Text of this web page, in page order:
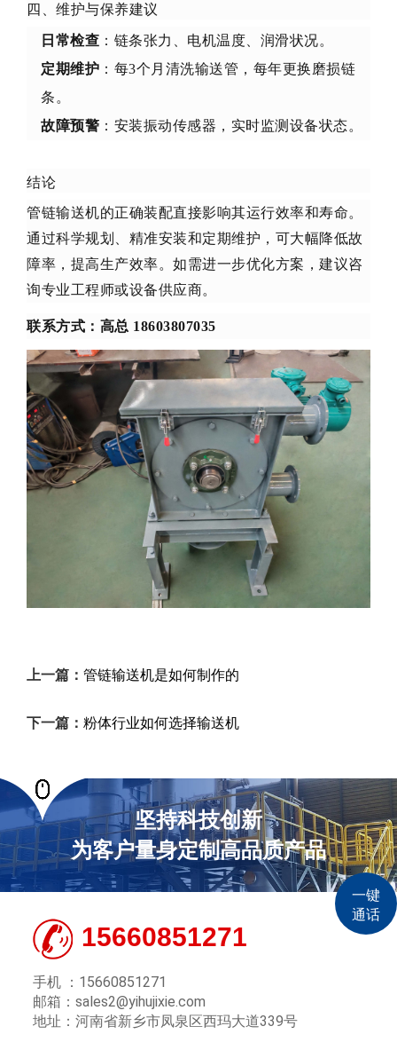
四、维护与保养建议
日常检查 ：链条张力、电机温度、润滑状况。
定期维护 ：每3个月清洗输送管，每年更换磨损链
条。
故障预警 ：安装振动传感器，实时监测设备状态。
结论
管链输送机的正确装配直接影响其运行效率和寿命。
通过科学规划、精准安装和定期维护，可大幅降低故
障率，提高生产效率。如需进一步优化方案，建议咨
询专业工程师或设备供应商。
联系方式：高总 18603807035
上一篇： 管链输送机是如何制作的
下一篇： 粉体行业如何选择输送机
坚持科技创新
为客户量身定制高品质产品
15660851271
手机 ：15660851271
邮箱：sales2@yihujixie.com
地址：河南省新乡市凤泉区西玛大道339号
一键
通话